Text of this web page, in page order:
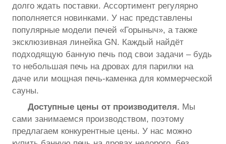
долго ждать поставки. Ассортимент регулярно
пополняется новинками. У нас представлены
популярные модели печей «Горыныч», а также
эксклюзивная линейка GN. Каждый найдёт
подходящую банную печь под свои задачи – будь
то небольшая печь на дровах для парилки на
даче или мощная печь-каменка для коммерческой
сауны.
Доступные цены от производителя. Мы
сами занимаемся производством, поэтому
предлагаем конкурентные цены. У нас можно